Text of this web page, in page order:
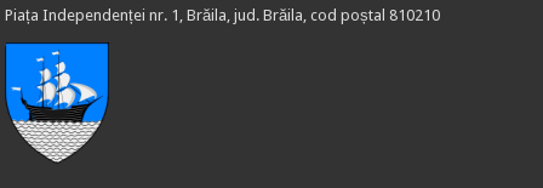
Piața Independenței nr. 1, Brăila, jud. Brăila, cod poștal 810210